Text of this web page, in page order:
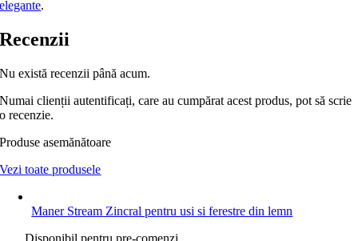
elegante.
Recenzii
Nu există recenzii până acum.
Numai clienții autentificați, care au cumpărat acest produs, pot să scrie
o recenzie.
Produse asemănătoare
Vezi toate produsele
Maner Stream Zincral pentru usi si ferestre din lemn
Disponibil pentru pre-comenzi